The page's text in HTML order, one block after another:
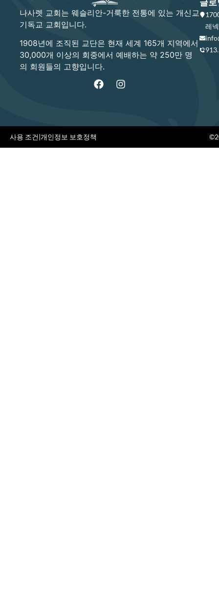
나사렛 교회는 웨슬리안-거룩한 전통에 있는 개신교
기독교 교회입니다.
1908년에 조직된 교단은 현재 세계 165개 지역에서
30,000개 이상의 회중에서 예배하는 약 250만 명
의 회원들의 고향입니다.
레
사용 조건|개인정보 보호정책